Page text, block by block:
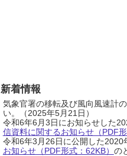
新着情報
気象官署の移転及び風向風速計
い。（2025年5月21日）
令和6年6月3日にお知らせした
信資料に関するお知らせ（PDF形
令和6年3月26日に公開した2020
お知らせ（PDF形式：62KB） の